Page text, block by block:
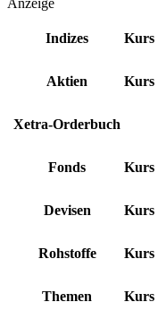
Anzeige
Indizes Kurs
Aktien Kurs
Xetra-Orderbuch
Fonds Kurs
Devisen Kurs
Rohstoffe Kurs
Themen Kurs